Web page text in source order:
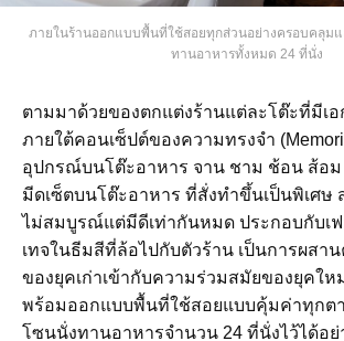
ภายในร้านออกแบบพื้นที่ใช้สอยทุกส่วนอย่างครอบคลุม
ทานอาหารทั้งหมด 24 ที่นั่ง
ตามมาด้วยของตกแต่งร้านแต่ละโต๊ะที่มีเ
ภายใต้คอนเซ็ปต์ของความทรงจำ
อุปกรณ์บนโต๊ะอาหาร จาน ชาม ช้อน ส้อ
มีดเซ็ตบนโต๊ะอาหาร ที่สั่งทำขึ้นเป็นพิเศษ
ไม่สมบูรณ์แต่มีดีเท่ากันหมด ประกอบกับเ
เทจในธีมสีที่ล้อไปกับตัวร้าน เป็นการผสา
ของยุคเก่าเข้ากับความร่วมสมัยของยุคให
พร้อมออกแบบพื้นที่ใช้สอยแบบคุ้มค่าทุกตา
โซนนั่งทานอาหารจำนวน 24 ที่นั่งไว้ได้อย่